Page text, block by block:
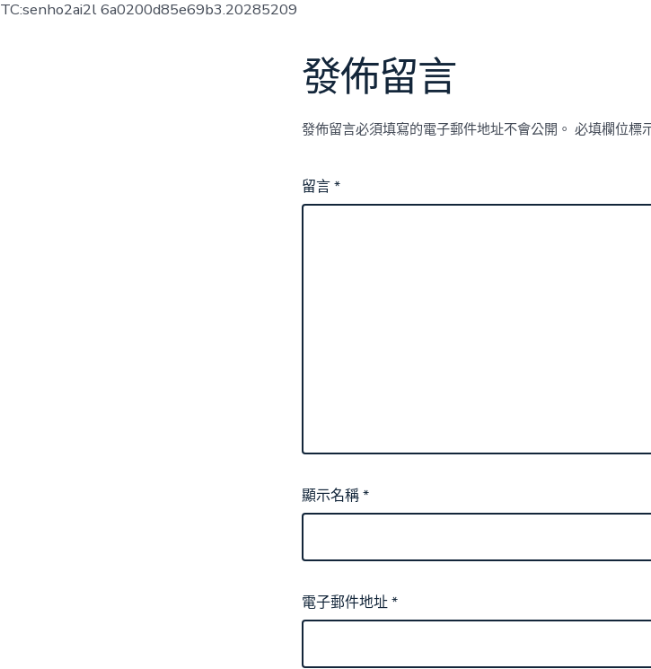
TC:senho2ai2l 6a0200d85e69b3.20285209
發佈留言
發佈留言必須填寫的電子郵件地址不會公開。 必填欄位標
留言*
顯示名稱*
電子郵件地址*